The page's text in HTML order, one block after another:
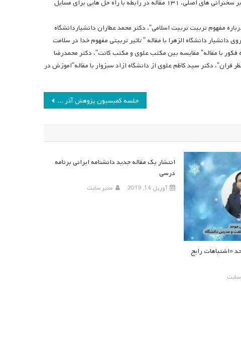
در این نشست بین المللی که تعدادی از استادان کشورمان نیز حضور دارند علاوه بر سخنرانی های اصلی، ۱۳۱ مقاله در رابطه با راه حل هایی برای مسایل
مفهوم تربیت تربیت اسلامی"، دکتر محمد عطاران دانشیاردانشگاه
دانشیار دانشگاه الزهرا با مقاله " تاثیر تربیتی مفهوم خدا در سلامت
فکور با مقاله" مقایسه بین مکتب علوی و مکتب کانت"، دکتر محمدرضا
قران"، دکتر سید کاظم علوی از دانشگاه ازاد سبزوار با مقاله"اموزش در
جلسه کمیسیون پژوهش آذر ماه ۱۳۸۹
انتشار یک مقاله جدید دانشنامه ایرانی برنامه
درسی
آوریل 14, 2019 مدیر سایت
«اشتباهات رایج
سایت